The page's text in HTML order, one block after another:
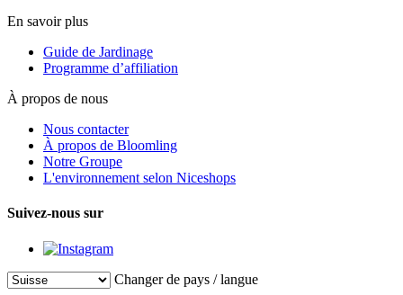
En savoir plus
Guide de Jardinage
Programme d’affiliation
À propos de nous
Nous contacter
À propos de Bloomling
Notre Groupe
L'environnement selon Niceshops
Suivez-nous sur
Changer de pays / langue